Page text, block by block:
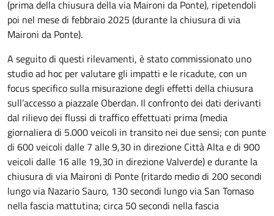
(prima della chiusura della via Maironi da Ponte), ripetendoli
poi nel mese di febbraio 2025 (durante la chiusura di via
Maironi da Ponte).
A seguito di questi rilevamenti, è stato commissionato uno
studio ad hoc per valutare gli impatti e le ricadute, con un
focus specifico sulla misurazione degli effetti della chiusura
sull’accesso a piazzale Oberdan. Il confronto dei dati derivanti
dal rilievo dei flussi di traffico effettuati prima (media
giornaliera di 5.000 veicoli in transito nei due sensi; con punte
di 600 veicoli dalle 7 alle 9,30 in direzione Città Alta e di 900
veicoli dalle 16 alle 19,30 in direzione Valverde) e durante la
chiusura di via Maironi di Ponte (ritardo medio di 200 secondi
lungo via Nazario Sauro, 130 secondi lungo via San Tomaso
nella fascia mattutina; circa 50 secondi nella fascia